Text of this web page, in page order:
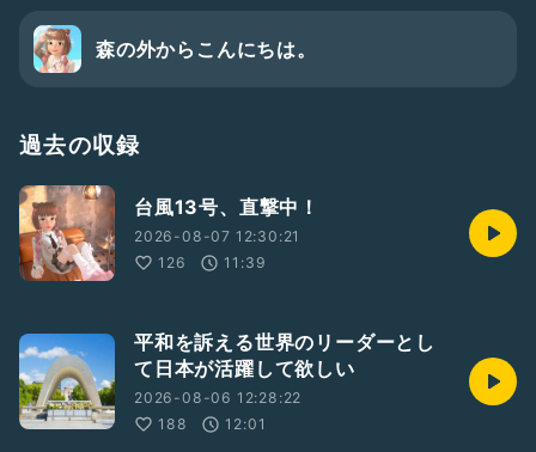
森の外からこんにちは。
過去の収録
台風13号、直撃中！
2026-08-07 12:30:21
126
11:39
平和を訴える世界のリーダーとし
て日本が活躍して欲しい
2026-08-06 12:28:22
188
12:01